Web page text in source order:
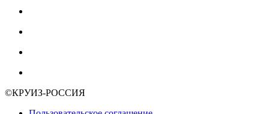
©КРУИЗ-РОССИЯ